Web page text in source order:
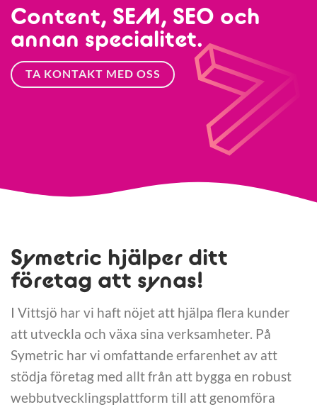
Content, SEM, SEO och
annan specialitet.
TA KONTAKT MED OSS
Symetric hjälper ditt
företag att synas!
I Vittsjö har vi haft nöjet att hjälpa flera kunder
att utveckla och växa sina verksamheter. På
Symetric har vi omfattande erfarenhet av att
stödja företag med allt från att bygga en robust
webbutvecklingsplattform till att genomföra